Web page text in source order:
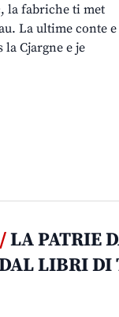
la fabriche ti met
La ultime conte e
Cjargne e je
LA PATRIE
LIBRI